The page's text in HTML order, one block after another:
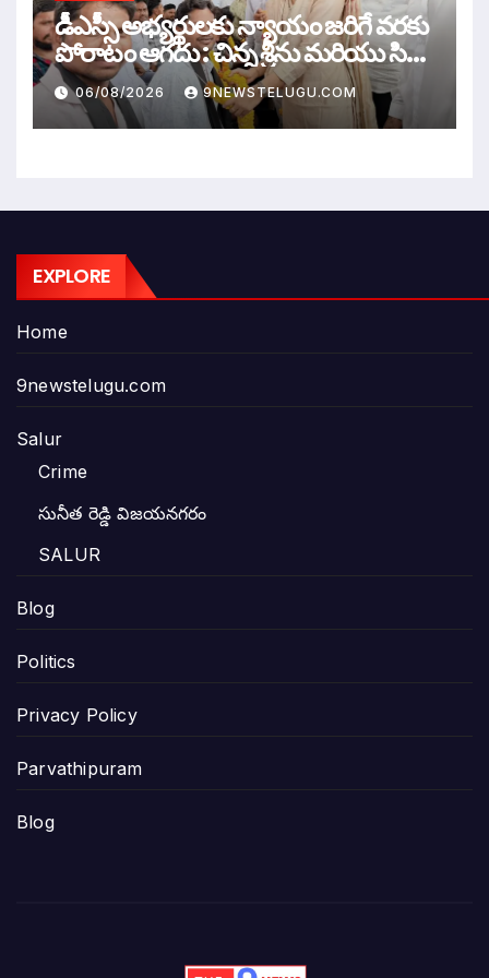
డీఎస్సీ అభ్యర్థులకు న్యాయం జరిగే వరకు
పోరాటం ఆగదు : చిన్న శ్రీను మరియు సిరి
సహస్ర
06/08/2026 9NEWSTELUGU.COM
EXPLORE
Home
9newstelugu.com
Salur
Crime
సునీత రెడ్డి విజయనగరం
SALUR
Blog
Politics
Privacy Policy
Parvathipuram
Blog